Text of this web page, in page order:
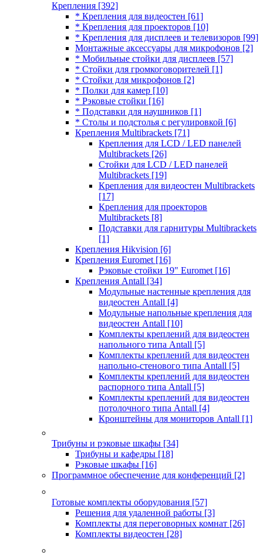
Крепления [392]
* Крепления для видеостен [61]
* Крепления для проекторов [10]
* Крепления для дисплеев и телевизоров [99]
Монтажные аксессуары для микрофонов [2]
* Мобильные стойки для дисплеев [57]
* Стойки для громкоговорителей [1]
* Стойки для микрофонов [2]
* Полки для камер [10]
* Рэковые стойки [16]
* Подставки для наушников [1]
* Столы и подстолья с регулировкой [6]
Крепления Multibrackets [71]
Крепления для LCD / LED панелей
Multibrackets [26]
Стойки для LCD / LED панелей
Multibrackets [19]
Крепления для видеостен Multibrackets
[17]
Крепления для проекторов
Multibrackets [8]
Подставки для гарнитуры Multibrackets
[1]
Крепления Hikvision [6]
Крепления Euromet [16]
Рэковые стойки 19" Euromet [16]
Крепления Antall [34]
Модульные настенные крепления для
видеостен Antall [4]
Модульные напольные крепления для
видеостен Antall [10]
Комплекты креплений для видеостен
напольного типа Antall [5]
Комплекты креплений для видеостен
напольно-стенового типа Antall [5]
Комплекты креплений для видеостен
распорного типа Antall [5]
Комплекты креплений для видеостен
потолочного типа Antall [4]
Кронштейны для мониторов Antall [1]
Трибуны и рэковые шкафы [34]
Трибуны и кафедры [18]
Рэковые шкафы [16]
Программное обеспечение для конференций [2]
Готовые комплекты оборудования [57]
Решения для удаленной работы [3]
Комплекты для переговорных комнат [26]
Комплекты видеостен [28]